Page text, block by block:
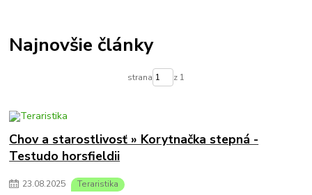
Najnovšie články
strana z 1
Chov a starostlivosť » Korytnačka stepná -
Testudo horsfieldii
23.08.2025 Teraristika